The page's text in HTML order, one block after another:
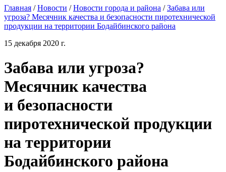
Главная / Новости / Новости города и района / Забава или
угроза? Месячник качества и безопасности пиротехнической
продукции на территории Бодайбинского района
15 декабря 2020 г.
Забава или угроза?
Месячник качества
и безопасности
пиротехнической продукции
на территории
Бодайбинского района